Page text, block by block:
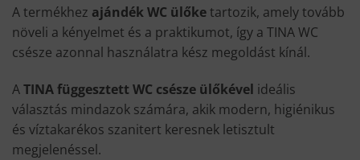
A termékhez ajándék WC ülőketartozik, amely tovább
növeli a kényelmet és a praktikumot, így a TINA WC
csésze azonnal használatra kész megoldást kínál.
ATINA függesztett WC csésze ülőkével ideális
választás mindazok számára, akik modern, higiénikus
és víztakarékos szanitert keresnek letisztult
megjelenéssel.